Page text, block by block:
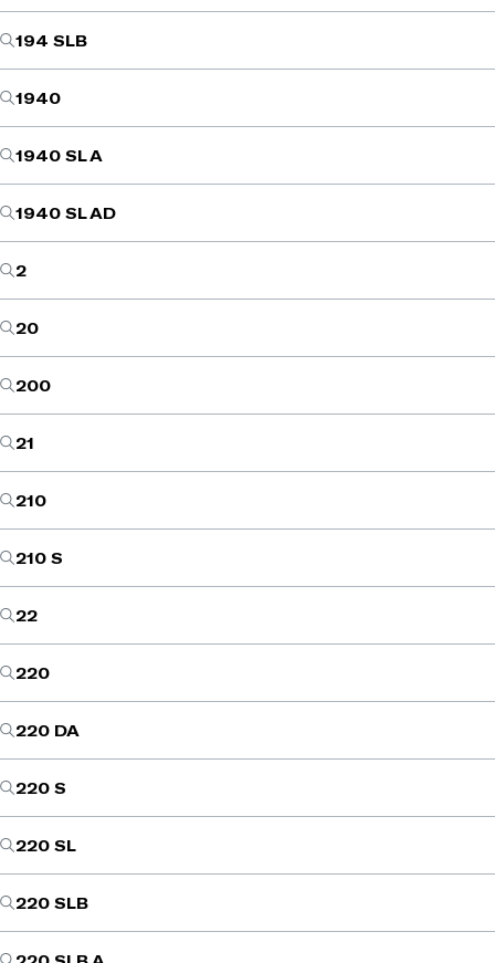
194 SLB
1940
1940 SL A
1940 SL AD
2
20
200
21
210
210 S
22
220
220 DA
220 S
220 SL
220 SLB